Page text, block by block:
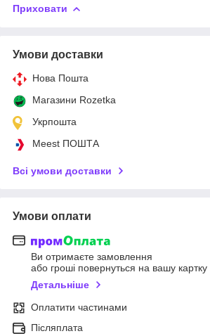
Приховати
Умови доставки
Нова Пошта
Магазини Rozetka
Укрпошта
Meest ПОШТА
Всі умови доставки
Умови оплати
Ви отримаєте замовлення
або гроші повернуться на вашу картку
Детальніше
Оплатити частинами
Післяплата